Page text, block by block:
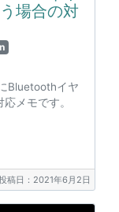
場合の対
Bluetoothイヤ
メモです。
稿日：2021年6月2日